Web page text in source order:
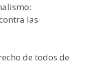
las
de todos de